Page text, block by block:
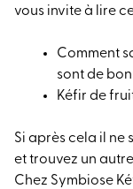
vous invite à lire
Comment
sont de
Kéfir de
Si après cela il ne
et trouvez un
Chez Symbiose